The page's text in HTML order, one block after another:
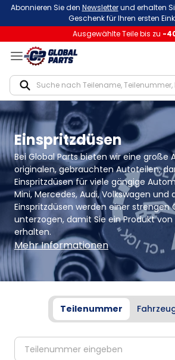
Abonnieren Sie den Newsletterund erhalten
Geschenk für Ihren ersten
Ausgewählte Teile bis zu -
Einspritzdüsen
Bei Global Parts bieten wir eine große
originalen, gebrauchten Autoteilen,
Einspritzdüsen für viele gängige
Mini, Mercedes, Audi, Volkswagen und
Einspritzdüsen werden einer strengen
unterzogen, damit Sie ein Produkt
erhalten.
Mehr Informationen
Teilenummer
partNumber